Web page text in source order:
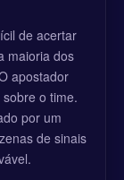
de acertar
maioria dos
apostador
o time.
por um
de sinais